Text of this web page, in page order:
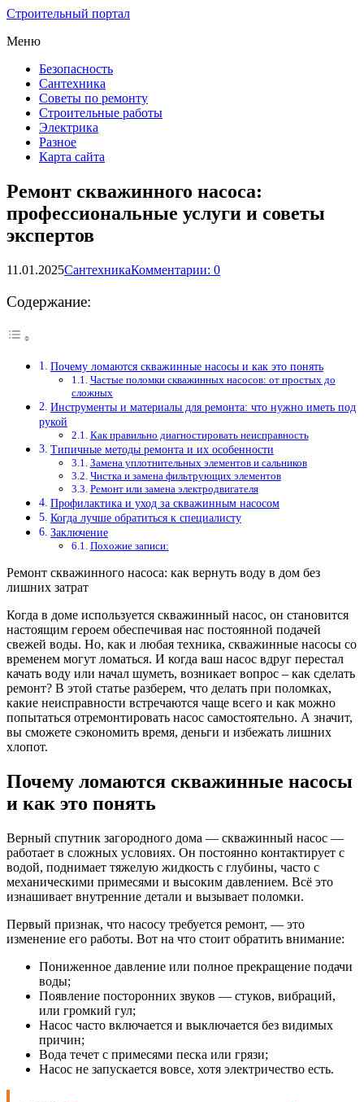
Строительный портал
Меню
Безопасность
Сантехника
Советы по ремонту
Строительные работы
Электрика
Разное
Карта сайта
Ремонт скважинного насоса:
профессиональные услуги и советы
экспертов
11.01.2025СантехникаКомментарии: 0
Содержание:
Почему ломаются скважинные насосы и как это понять
Частые поломки скважинных насосов: от простых до
сложных
Инструменты и материалы для ремонта: что нужно иметь под
рукой
Как правильно диагностировать неисправность
Типичные методы ремонта и их особенности
Замена уплотнительных элементов и сальников
Чистка и замена фильтрующих элементов
Ремонт или замена электродвигателя
Профилактика и уход за скважинным насосом
Когда лучше обратиться к специалисту
Заключение
Похожие записи:
Ремонт скважинного насоса: как вернуть воду в дом без
лишних затрат
Когда в доме используется скважинный насос, он становится
настоящим героем обеспечивая нас постоянной подачей
свежей воды. Но, как и любая техника, скважинные насосы со
временем могут ломаться. И когда ваш насос вдруг перестал
качать воду или начал шуметь, возникает вопрос – как сделать
ремонт? В этой статье разберем, что делать при поломках,
какие неисправности встречаются чаще всего и как можно
попытаться отремонтировать насос самостоятельно. А значит,
вы сможете сэкономить время, деньги и избежать лишних
хлопот.
Почему ломаются скважинные насосы
и как это понять
Верный спутник загородного дома — скважинный насос —
работает в сложных условиях. Он постоянно контактирует с
водой, поднимает тяжелую жидкость с глубины, часто с
механическими примесями и высоким давлением. Всё это
изнашивает внутренние детали и вызывает поломки.
Первый признак, что насосу требуется ремонт, — это
изменение его работы. Вот на что стоит обратить внимание:
Пониженное давление или полное прекращение подачи
воды;
Появление посторонних звуков — стуков, вибраций,
или громкий гул;
Насос часто включается и выключается без видимых
причин;
Вода течет с примесями песка или грязи;
Насос не запускается вовсе, хотя электричество есть.